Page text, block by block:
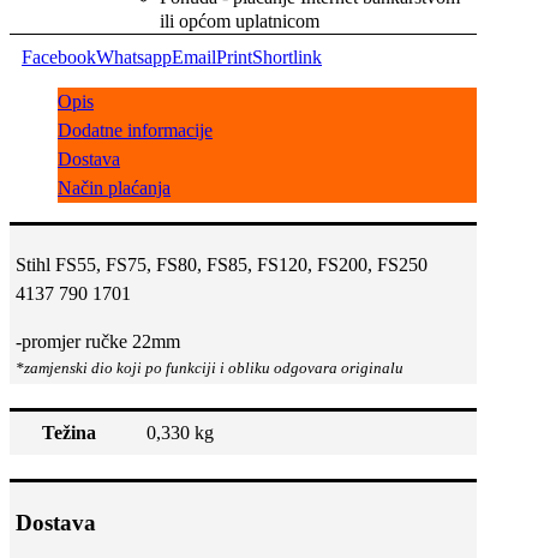
ili općom uplatnicom
FacebookWhatsappEmailPrintShortlink
Opis
Dodatne informacije
Dostava
Način plaćanja
Stihl FS55, FS75, FS80, FS85, FS120, FS200, FS250
4137 790 1701
-promjer ručke 22mm
Težina 0,330 kg
Dostava